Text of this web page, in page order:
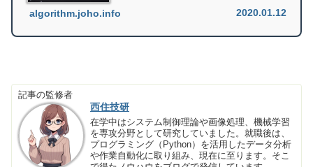
algorithm.joho.info 2020.01.12
記事の監修者
西住技研
在学中はシステム制御理論や画像処理、機械学習
を専攻分野として研究していました。就職後は、
プログラミング（Python）を活用したデータ分析
や作業自動化に取り組み、現在に至ります。そこ